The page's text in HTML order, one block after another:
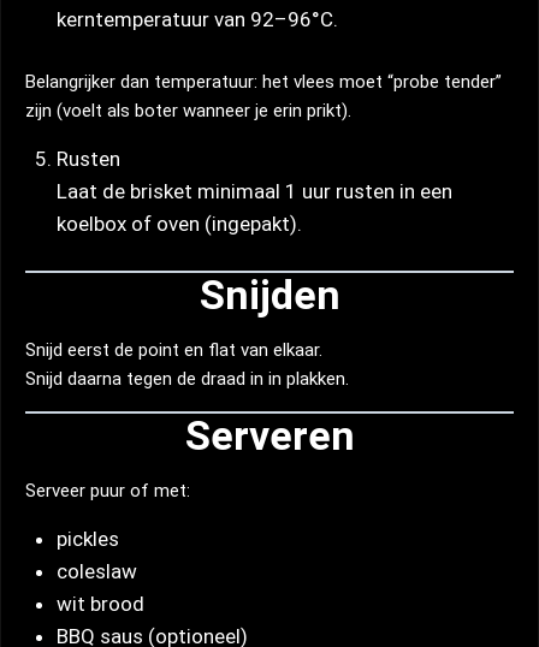
kerntemperatuur van 92–96°C.
Belangrijker dan temperatuur: het vlees moet “probe tender”
zijn (voelt als boter wanneer je erin prikt).
Rusten
Laat de brisket minimaal 1 uur rusten in een
koelbox of oven (ingepakt).
Snijden
Snijd eerst de point en flat van elkaar.
Snijd daarna tegen de draad in in plakken.
Serveren
Serveer puur of met:
pickles
coleslaw
wit brood
BBQ saus (optioneel)